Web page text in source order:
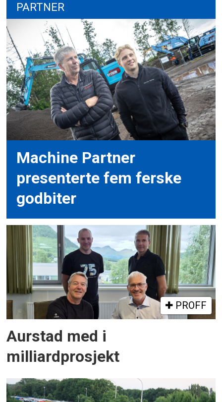
PARTNER
Machine Partner
presenterte fem ferske
godbiter
PROFF
Aurstad med i
milliardprosjekt